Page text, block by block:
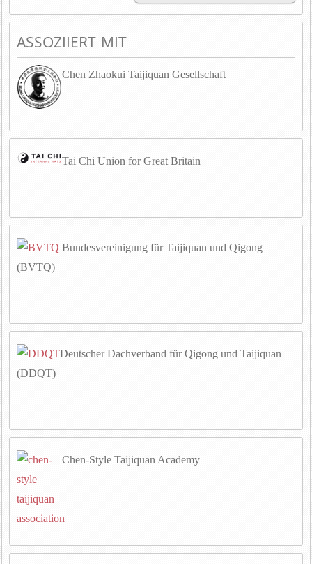
ASSOZIIERT MIT
Chen Zhaokui Taijiquan Gesellschaft
Tai Chi Union for Great Britain
Bundesvereinigung für Taijiquan und Qigong
(BVTQ)
Deutscher Dachverband für Qigong und Taijiquan
(DDQT)
Chen-Style Taijiquan Academy